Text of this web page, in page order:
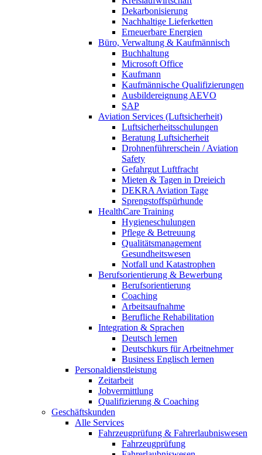
Dekarbonisierung
Nachhaltige Lieferketten
Erneuerbare Energien
Büro, Verwaltung & Kaufmännisch
Buchhaltung
Microsoft Office
Kaufmann
Kaufmännische Qualifizierungen
Ausbildereignung AEVO
SAP
Aviation Services (Luftsicherheit)
Luftsicherheitsschulungen
Beratung Luftsicherheit
Drohnenführerschein / Aviation
Safety
Gefahrgut Luftfracht
Mieten & Tagen in Dreieich
DEKRA Aviation Tage
Sprengstoffspürhunde
HealthCare Training
Hygieneschulungen
Pflege & Betreuung
Qualitätsmanagement
Gesundheitswesen
Notfall und Katastrophen
Berufsorientierung & Bewerbung
Berufsorientierung
Coaching
Arbeitsaufnahme
Berufliche Rehabilitation
Integration & Sprachen
Deutsch lernen
Deutschkurs für Arbeitnehmer
Business Englisch lernen
Personaldienstleistung
Zeitarbeit
Jobvermittlung
Qualifizierung & Coaching
Geschäftskunden
Alle Services
Fahrzeugprüfung & Fahrerlaubniswesen
Fahrzeugprüfung